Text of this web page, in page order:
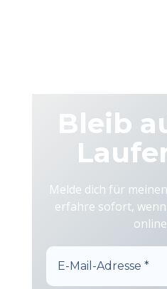
Bleib
Melde dich für
erfahre sofort,